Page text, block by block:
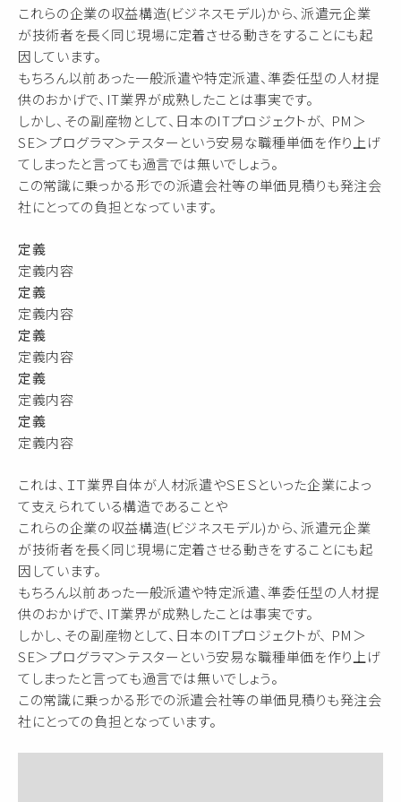
これらの企業の収益構造(ビジネスモデル)から、派遣元企業
が技術者を長く同じ現場に定着させる動きをすることにも起
因しています。
もちろん以前あった一般派遣や特定派遣、準委任型の人材提
供のおかげで、IT業界が成熟したことは事実です。
しかし、その副産物として、日本のITプロジェクトが、 PM＞
SE＞プログラマ＞テスターという安易な職種単価を作り上げ
てしまったと言っても過言では無いでしょう。
この常識に乗っかる形での派遣会社等の単価見積りも発注会
社にとっての負担となっています。
定義
定義内容
定義
定義内容
定義
定義内容
定義
定義内容
定義
定義内容
これは、ＩＴ業界自体が人材派遣やＳＥＳといった企業によっ
て支えられている構造であることや
これらの企業の収益構造(ビジネスモデル)から、派遣元企業
が技術者を長く同じ現場に定着させる動きをすることにも起
因しています。
もちろん以前あった一般派遣や特定派遣、準委任型の人材提
供のおかげで、IT業界が成熟したことは事実です。
しかし、その副産物として、日本のITプロジェクトが、 PM＞
SE＞プログラマ＞テスターという安易な職種単価を作り上げ
てしまったと言っても過言では無いでしょう。
この常識に乗っかる形での派遣会社等の単価見積りも発注会
社にとっての負担となっています。